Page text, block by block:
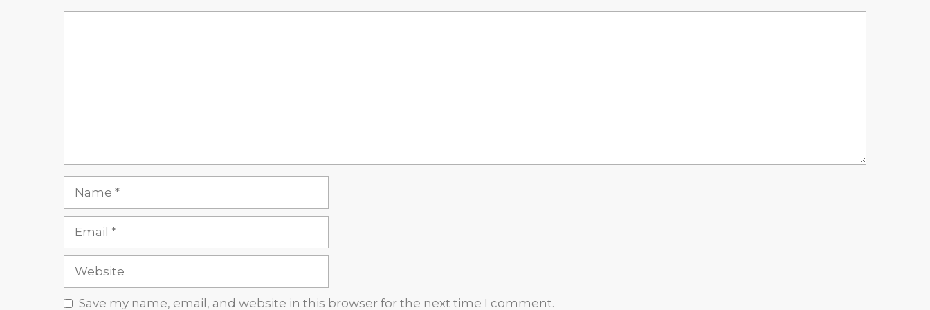
Save my name, email, and website in this browser for the next time I comment.